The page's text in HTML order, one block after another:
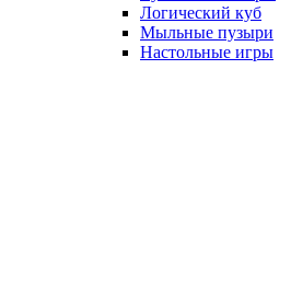
Логический куб
Мыльные пузыри
Настольные игры